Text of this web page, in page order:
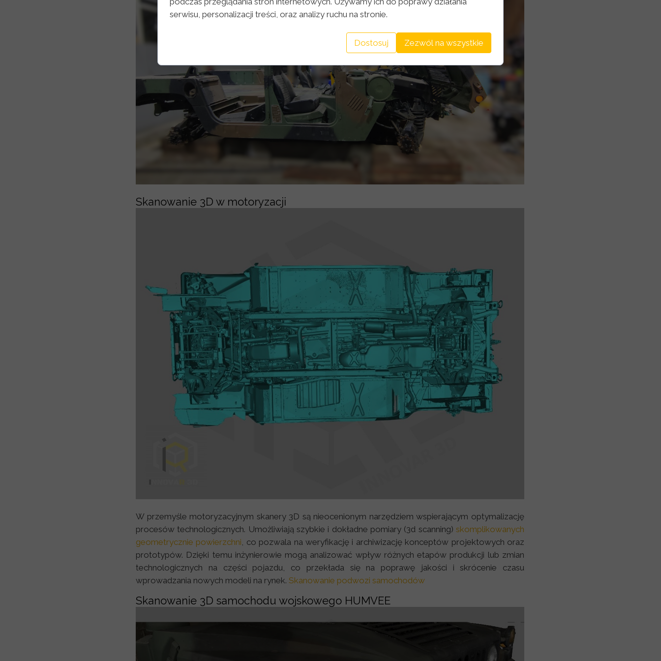
Skanowanie 3D w motoryzacji
W przemyśle motoryzacyjnym skanery 3D są nieocenionym narzędziem wspierającym optymalizację
procesów technologicznych. Umożliwiają szybkie i dokładne pomiary (3d scanning) skomplikowanych
geometrycznie powierzchni, co pozwala na weryfikację i archiwizację konceptów projektowych oraz
prototypów. Dzięki temu inżynierowie mogą analizować wpływ różnych etapów produkcji lub zmian
technologicznych na części pojazdu, co przekłada się na poprawę jakości i skrócenie czasu
wprowadzania nowych modeli na rynek. Skanowanie podwozi samochodów
Skanowanie 3D samochodu wojskowego HUMVEE
serwisu, personalizacji treści, oraz analizy ruchu na stronie.
Dostosuj Zezwól na wszystkie